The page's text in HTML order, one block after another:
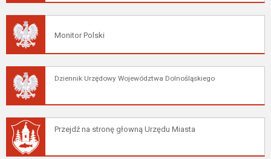
Monitor Polski
Dziennik Urzędowy Województwa Dolnośląskiego
Przejdź na stronę głowną Urzędu Miasta